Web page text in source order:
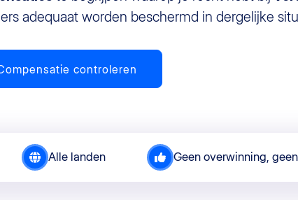
adequaat worden beschermd in dergelijke
controleren
Alle landen Geen overwinning,